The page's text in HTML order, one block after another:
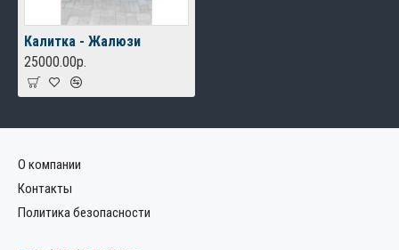
Калитка - Жалюзи
25000.00р.
О компании
Контакты
Политика безопасности